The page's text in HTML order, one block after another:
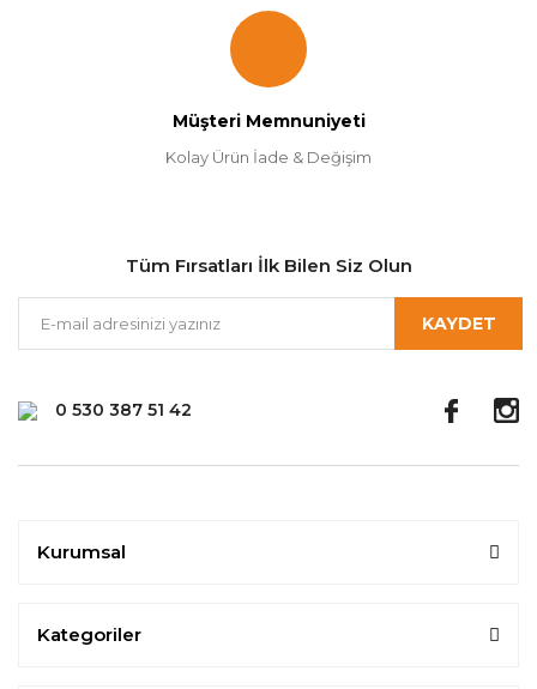
Müşteri Memnuniyeti
Kolay Ürün İade & Değişim
0 530 387 51 42
Tüm Fırsatları İlk Bilen Siz Olun
KAYDET
Kurumsal
Kategoriler